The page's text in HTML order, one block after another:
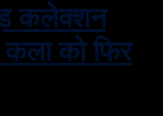
कलेक्शन
को फिर